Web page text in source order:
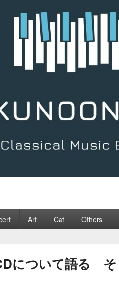
Art Cat Others
について語る そ